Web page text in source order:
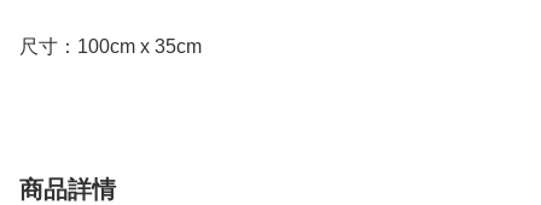
尺寸：100cm x 35cm
商品詳情